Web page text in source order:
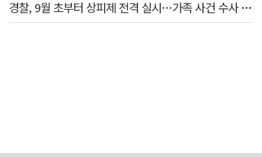
경찰, 9월 초부터 상피제 전격 실시…가족 사건 수사 못해